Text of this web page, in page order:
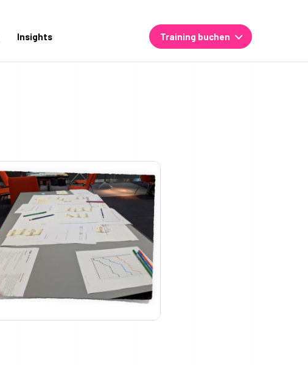
Insights Training buchen